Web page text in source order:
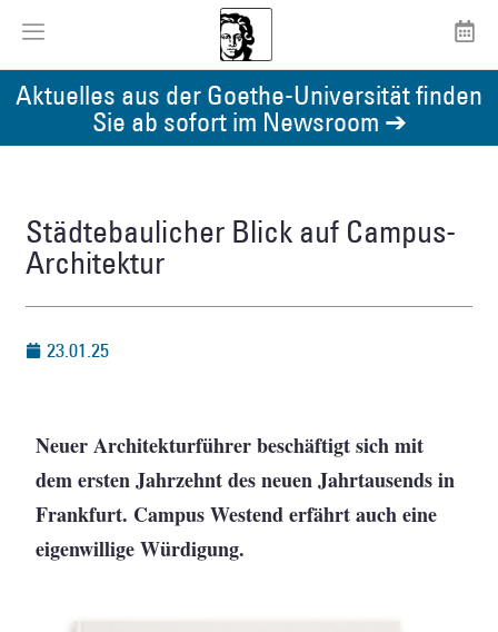
Aktuelles aus der Goethe-Universität finden
Sie ab sofort im Newsroom ➔
Städtebaulicher Blick auf Campus-
Architektur
23.01.25
Neuer Architekturführer beschäftigt sich mit
dem ersten Jahrzehnt des neuen Jahrtausends in
Frankfurt. Campus Westend erfährt auch eine
eigenwillige Würdigung.